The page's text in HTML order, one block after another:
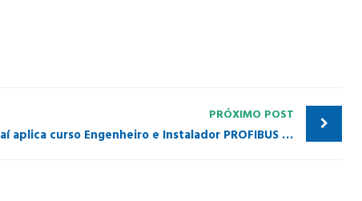
PRÓXIMO POST
Inatel de Santa Rita do Sapucaí aplica curso Engenheiro e Instalador PROFIBUS Certificado